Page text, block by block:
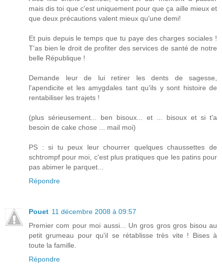
mais dis toi que c'est uniquement pour que ça aille mieux et
que deux précautions valent mieux qu'une demi!
Et puis depuis le temps que tu paye des charges sociales !
T'as bien le droit de profiter des services de santé de notre
belle République !
Demande leur de lui retirer les dents de sagesse,
l'apendicite et les amygdales tant qu'ils y sont histoire de
rentabiliser les trajets !
(plus sérieusement... ben bisoux... et ... bisoux et si t'a
besoin de cake chose ... mail moi)
PS : si tu peux leur chourrer quelques chaussettes de
schtrompf pour moi, c'est plus pratiques que les patins pour
pas abimer le parquet...
Répondre
Pouet 11 décembre 2008 à 09:57
Premier com pour moi aussi... Un gros gros gros bisou au
petit grumeau pour qu'il se rétablisse très vite ! Bises à
toute la famille.
Répondre